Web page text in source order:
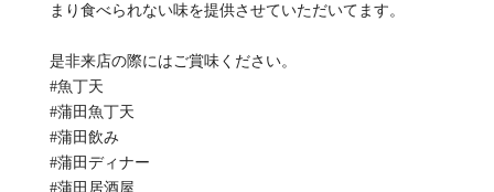
まり食べられない味を提供させていただいてます。
是非来店の際にはご賞味ください。
#魚丁天
#蒲田魚丁天
#蒲田飲み
#蒲田ディナー
#蒲田居酒屋